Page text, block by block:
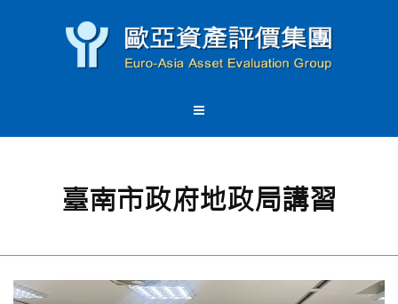
臺南市政府地政局講習